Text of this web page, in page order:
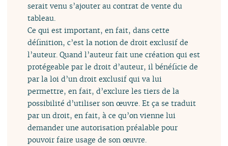
serait venu s’ajouter au contrat de vente du
tableau.
Ce qui est important, en fait, dans cette
définition, c’est la notion de droit exclusif de
l’auteur. Quand l’auteur fait une création qui est
protégeable par le droit d’auteur, il bénéficie de
par la loi d’un droit exclusif qui va lui
permettre, en fait, d’exclure les tiers de la
possibilité d’utiliser son œuvre. Et ça se traduit
par un droit, en fait, à ce qu’on vienne lui
demander une autorisation préalable pour
pouvoir faire usage de son œuvre.